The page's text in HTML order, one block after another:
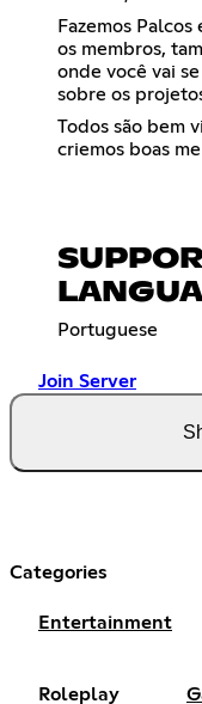
Fazemos
os membros,
onde você vai
sobre os
Todos são bem
criemos boas
Portuguese
Join Server
Categories
Entertainment
Roleplay